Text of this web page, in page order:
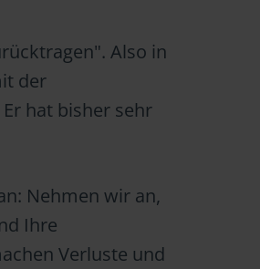
Also in
der
hat bisher sehr
Nehmen wir an,
Ihre
Verluste und